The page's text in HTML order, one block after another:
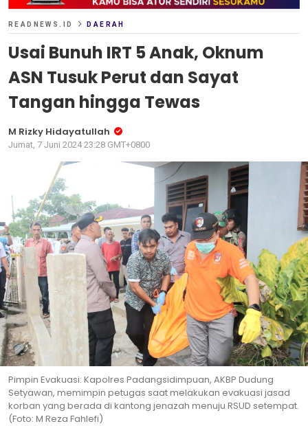
READNEWS.ID DAERAH
Usai Bunuh IRT 5 Anak, Oknum
ASN Tusuk Perut dan Sayat
Tangan hingga Tewas
M Rizky Hidayatullah
Jumat, 7 Juni 2024 23:28 GMT+0800
Pimpin Evakuasi: Kapolres Padangsidimpuan, AKBP Dudung
Setyawan, memimpin petugas saat melakukan evakuasi jasad
korban yang berada di kantong jenazah menuju RSUD setempat.
(Foto: M Reza Fahlefi)